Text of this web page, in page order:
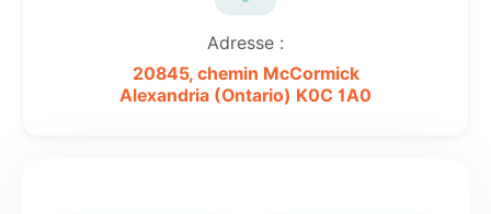
Adresse :
20845, chemin McCormick
Alexandria (Ontario) K0C 1A0